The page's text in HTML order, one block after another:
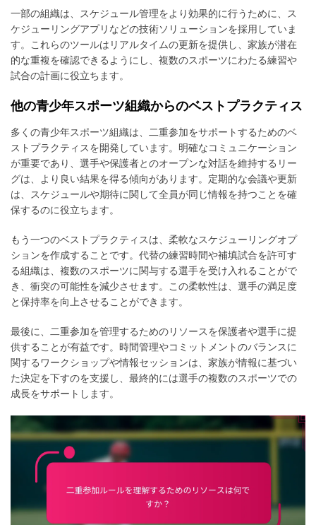
一部の組織は、スケジュール管理をより効果的に行うために、ス
ケジューリングアプリなどの技術ソリューションを採用していま
す。これらのツールはリアルタイムの更新を提供し、家族が潜在
的な重複を確認できるようにし、複数のスポーツにわたる練習や
試合の計画に役立ちます。
他の青少年スポーツ組織からのベストプラクティス
多くの青少年スポーツ組織は、二重参加をサポートするためのベ
ストプラクティスを開発しています。明確なコミュニケーション
が重要であり、選手や保護者とのオープンな対話を維持するリー
グは、より良い結果を得る傾向があります。定期的な会議や更新
は、スケジュールや期待に関して全員が同じ情報を持つことを確
保するのに役立ちます。
もう一つのベストプラクティスは、柔軟なスケジューリングオプ
ションを作成することです。代替の練習時間や補填試合を許可す
る組織は、複数のスポーツに関与する選手を受け入れることがで
き、衝突の可能性を減少させます。この柔軟性は、選手の満足度
と保持率を向上させることができます。
最後に、二重参加を管理するためのリソースを保護者や選手に提
供することが有益です。時間管理やコミットメントのバランスに
関するワークショップや情報セッションは、家族が情報に基づい
た決定を下すのを支援し、最終的には選手の複数のスポーツでの
成長をサポートします。